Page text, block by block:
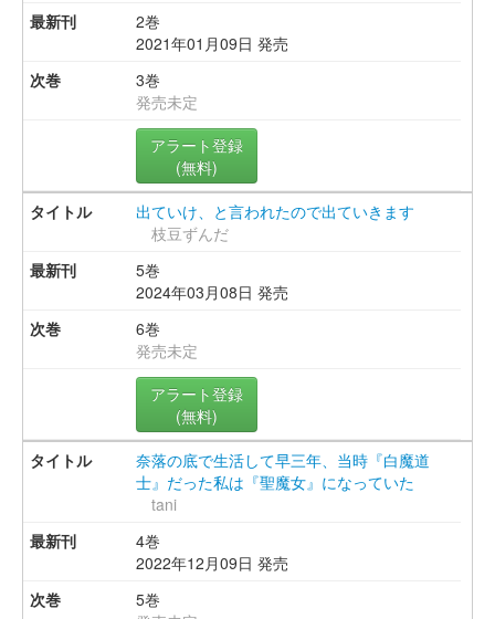
2巻
2021年01月09日 発売
3巻
発売未定
アラート登録
(無料)
出ていけ、と言われたので出ていきます
枝豆ずんだ
5巻
2024年03月08日 発売
6巻
発売未定
アラート登録
(無料)
奈落の底で生活して早三年、当時『白魔道
士』だった私は『聖魔女』になっていた
tani
4巻
2022年12月09日 発売
5巻